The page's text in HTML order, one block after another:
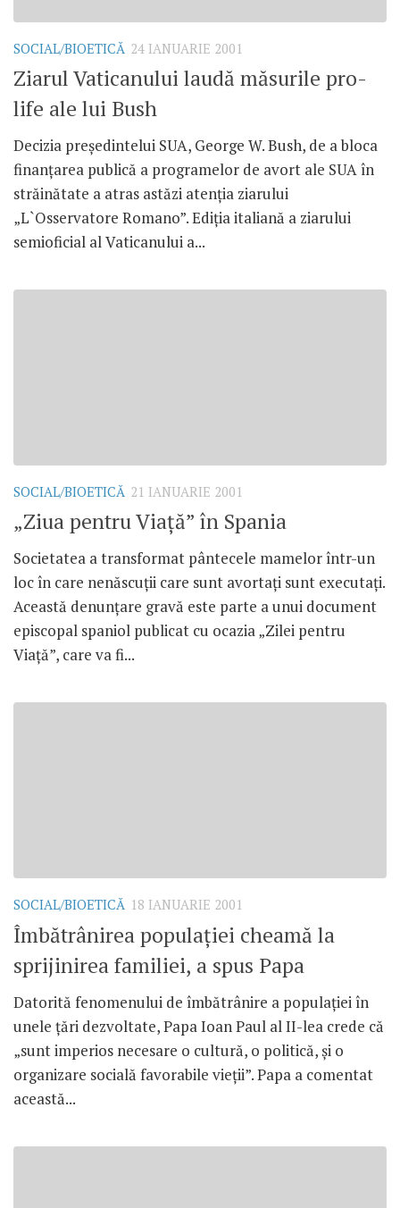
SOCIAL/BIOETICĂ 24 IANUARIE 2001
Ziarul Vaticanului laudă măsurile pro-
life ale lui Bush
Decizia preşedintelui SUA, George W. Bush, de a bloca
finanţarea publică a programelor de avort ale SUA în
străinătate a atras astăzi atenţia ziarului
„L`Osservatore Romano”. Ediţia italiană a ziarului
semioficial al Vaticanului a...
SOCIAL/BIOETICĂ 21 IANUARIE 2001
„Ziua pentru Viaţă” în Spania
Societatea a transformat pântecele mamelor într-un
loc în care nenăscuţii care sunt avortaţi sunt executaţi.
Această denunţare gravă este parte a unui document
episcopal spaniol publicat cu ocazia „Zilei pentru
Viaţă”, care va fi...
SOCIAL/BIOETICĂ 18 IANUARIE 2001
Îmbătrânirea populaţiei cheamă la
sprijinirea familiei, a spus Papa
Datorită fenomenului de îmbătrânire a populaţiei în
unele ţări dezvoltate, Papa Ioan Paul al II-lea crede că
„sunt imperios necesare o cultură, o politică, şi o
organizare socială favorabile vieţii”. Papa a comentat
această...